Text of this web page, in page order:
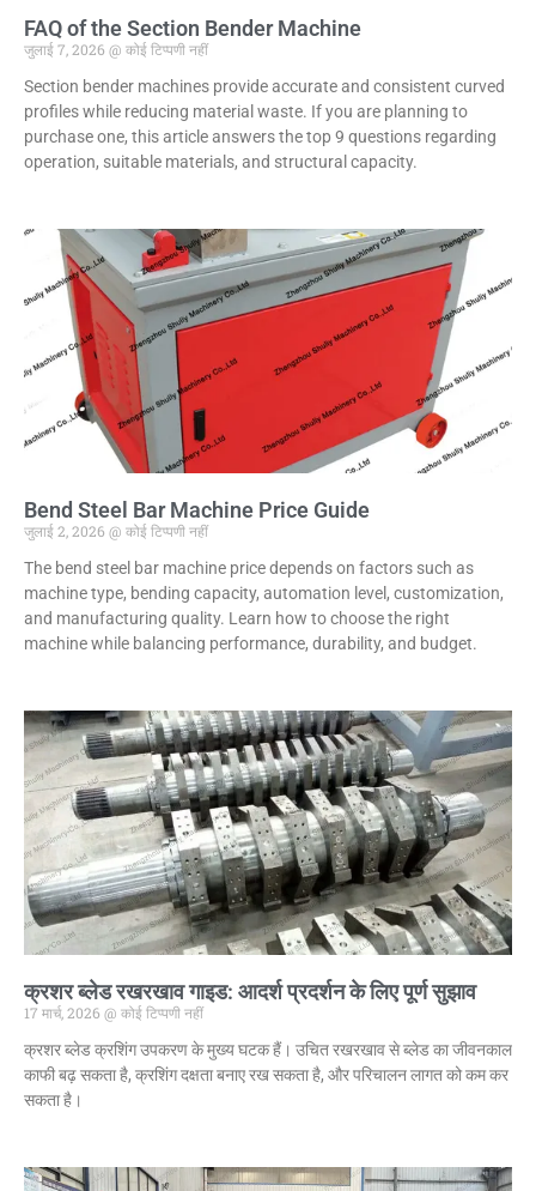
FAQ of the Section Bender Machine
जुलाई 7, 2026
कोई टिप्पणी नहीं
Section bender machines provide accurate and consistent curved
profiles while reducing material waste. If you are planning to
purchase one, this article answers the top 9 questions regarding
operation, suitable materials, and structural capacity.
Bend Steel Bar Machine Price Guide
जुलाई 2, 2026
कोई टिप्पणी नहीं
The bend steel bar machine price depends on factors such as
machine type, bending capacity, automation level, customization,
and manufacturing quality. Learn how to choose the right
machine while balancing performance, durability, and budget.
क्रशर ब्लेड रखरखाव गाइड: आदर्श प्रदर्शन के लिए पूर्ण सुझाव
17 मार्च, 2026
कोई टिप्पणी नहीं
क्रशर ब्लेड क्रशिंग उपकरण के मुख्य घटक हैं। उचित रखरखाव से ब्लेड का जीवनकाल
काफी बढ़ सकता है, क्रशिंग दक्षता बनाए रख सकता है, और परिचालन लागत को कम कर
सकता है।